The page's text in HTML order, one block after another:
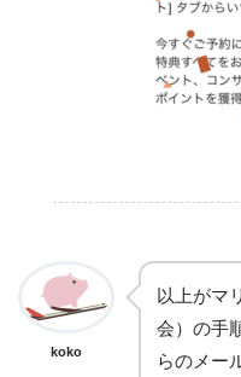
koko
以上がマ
会）の手
らのメー